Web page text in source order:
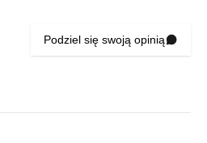
Podziel się swoją opinią